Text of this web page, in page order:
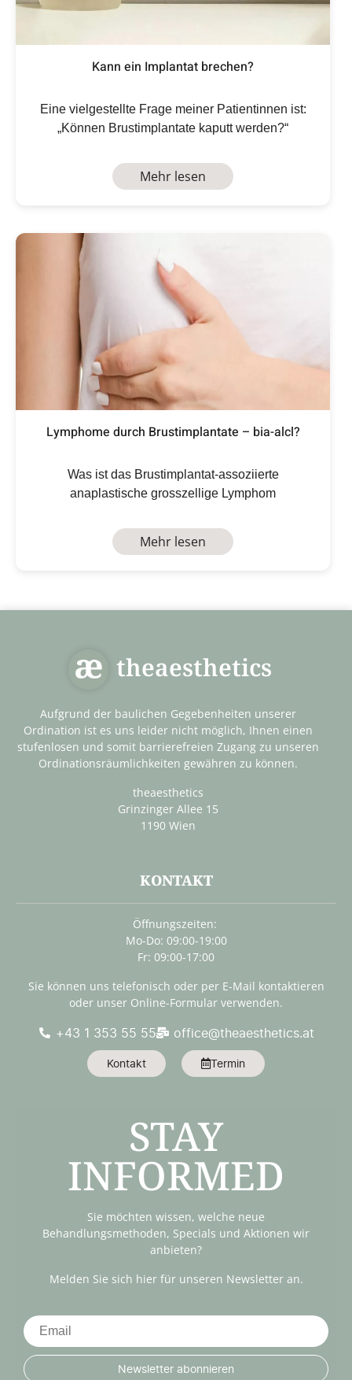
Kann ein Implantat brechen?
Eine vielgestellte Frage meiner Patientinnen ist:
„Können Brustimplantate kaputt werden?“
Mehr lesen
Lymphome durch Brustimplantate – bia-alcl?
Was ist das Brustimplantat-assoziierte
anaplastische grosszellige Lymphom
Mehr lesen
theaesthetics
Aufgrund der baulichen Gegebenheiten unserer
Ordination ist es uns leider nicht möglich, Ihnen einen
stufenlosen und somit barrierefreien Zugang zu unseren
Ordinationsräumlichkeiten gewähren zu können.
theaesthetics
Grinzinger Allee 15
1190 Wien
KONTAKT
Öffnungszeiten:
Mo-Do: 09:00-19:00
Fr: 09:00-17:00
Sie können uns telefonisch oder per E-Mail kontaktieren
oder unser Online-Formular verwenden.
+43 1 353 55 55 office@theaesthetics.at
Kontakt Termin
STAY
INFORMED
Sie möchten wissen, welche neue
Behandlungsmethoden, Specials und Aktionen wir
anbieten?
Melden Sie sich hier für unseren Newsletter an.
Newsletter abonnieren